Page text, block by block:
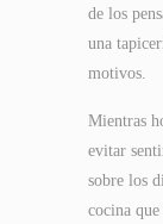
de los
una
motivos.
Mientras
evitar
sobre los
cocina